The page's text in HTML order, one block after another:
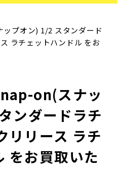
ップオン) 1/2 スタンダード
ラチェットハンドル をお
on(スナッ
ンダードラチ
リリース ラチ
をお買取いた